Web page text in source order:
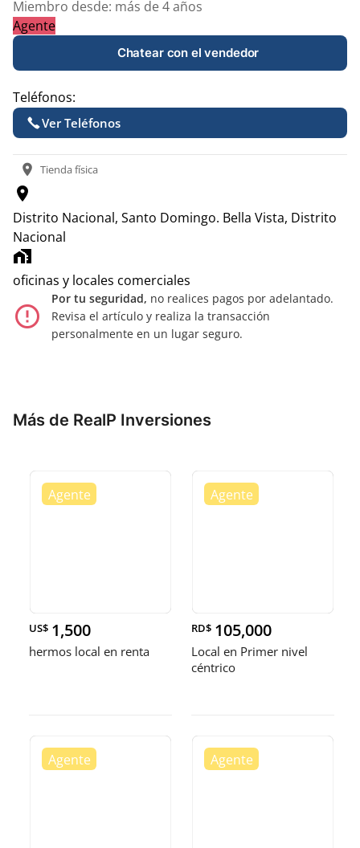
Miembro desde: más de 4 años
Agente
Chatear con el vendedor
Teléfonos:
Ver Teléfonos
location_on Tienda física
location_on
Distrito Nacional, Santo Domingo. Bella Vista, Distrito
Nacional
home_work
oficinas y locales comerciales
error_outline
Por tu seguridad, no realices pagos por adelantado.
Revisa el artículo y realiza la transacción
personalmente en un lugar seguro.
Más de RealP Inversiones
US$ 1,500
hermos local en renta
RD$ 105,000
Local en Primer nivel
céntrico